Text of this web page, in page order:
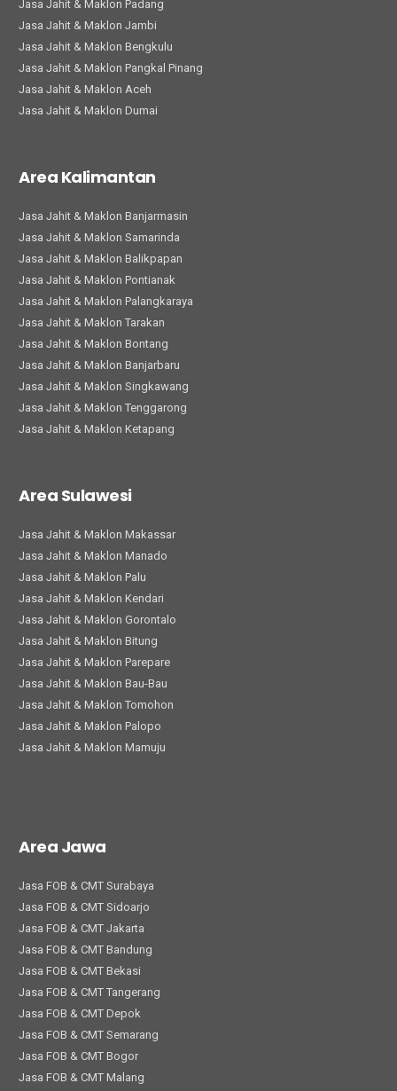
Jasa Jahit & Maklon Padang
Jasa Jahit & Maklon Jambi
Jasa Jahit & Maklon Bengkulu
Jasa Jahit & Maklon Pangkal Pinang
Jasa Jahit & Maklon Aceh
Jasa Jahit & Maklon Dumai
Area Kalimantan
Jasa Jahit & Maklon Banjarmasin
Jasa Jahit & Maklon Samarinda
Jasa Jahit & Maklon Balikpapan
Jasa Jahit & Maklon Pontianak
Jasa Jahit & Maklon Palangkaraya
Jasa Jahit & Maklon Tarakan
Jasa Jahit & Maklon Bontang
Jasa Jahit & Maklon Banjarbaru
Jasa Jahit & Maklon Singkawang
Jasa Jahit & Maklon Tenggarong
Jasa Jahit & Maklon Ketapang
Area Sulawesi
Jasa Jahit & Maklon Makassar
Jasa Jahit & Maklon Manado
Jasa Jahit & Maklon Palu
Jasa Jahit & Maklon Kendari
Jasa Jahit & Maklon Gorontalo
Jasa Jahit & Maklon Bitung
Jasa Jahit & Maklon Parepare
Jasa Jahit & Maklon Bau-Bau
Jasa Jahit & Maklon Tomohon
Jasa Jahit & Maklon Palopo
Jasa Jahit & Maklon Mamuju
Area Jawa
Jasa FOB & CMT Surabaya
Jasa FOB & CMT Sidoarjo
Jasa FOB & CMT Jakarta
Jasa FOB & CMT Bandung
Jasa FOB & CMT Bekasi
Jasa FOB & CMT Tangerang
Jasa FOB & CMT Depok
Jasa FOB & CMT Semarang
Jasa FOB & CMT Bogor
Jasa FOB & CMT Malang